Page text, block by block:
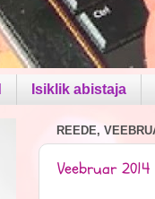
Isiklik abistaja
REEDE,
Veebruar